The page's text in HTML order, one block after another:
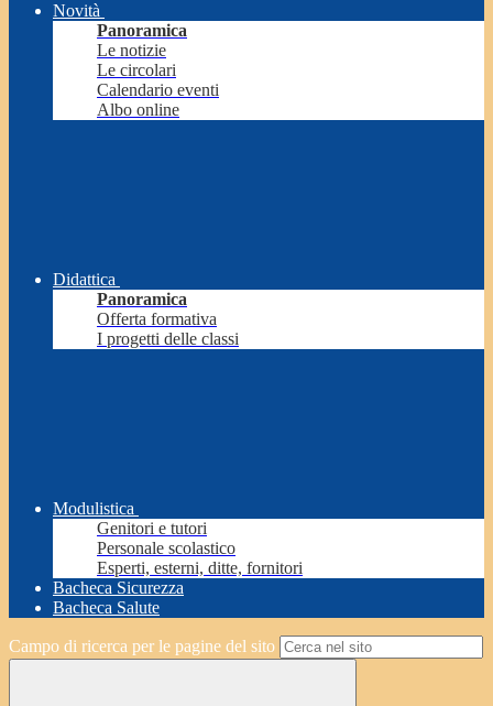
Novità
Panoramica
Le notizie
Le circolari
Calendario eventi
Albo online
Didattica
Panoramica
Offerta formativa
I progetti delle classi
Modulistica
Genitori e tutori
Personale scolastico
Esperti, esterni, ditte, fornitori
Bacheca Sicurezza
Bacheca Salute
Campo di ricerca per le pagine del sito